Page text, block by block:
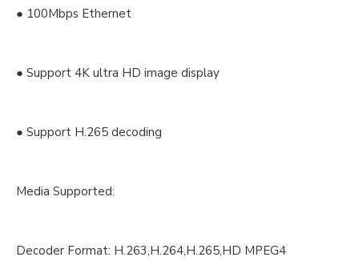
● 100Mbps Ethernet
● Support 4K ultra HD image display
● Support H.265 decoding
Media Supported:
Decoder Format: H.263,H.264,H.265,HD MPEG4